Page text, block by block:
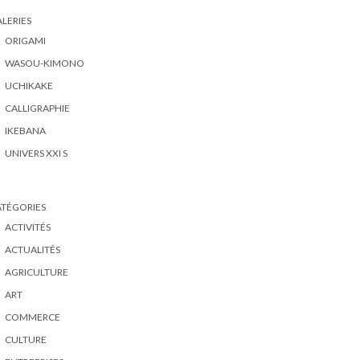
ORIGAMI
WASOU-KIMONO
UCHIKAKE
CALLIGRAPHIE
IKEBANA
UNIVERS XXI S
ACTIVITÉS
ACTUALITÉS
AGRICULTURE
ART
COMMERCE
CULTURE